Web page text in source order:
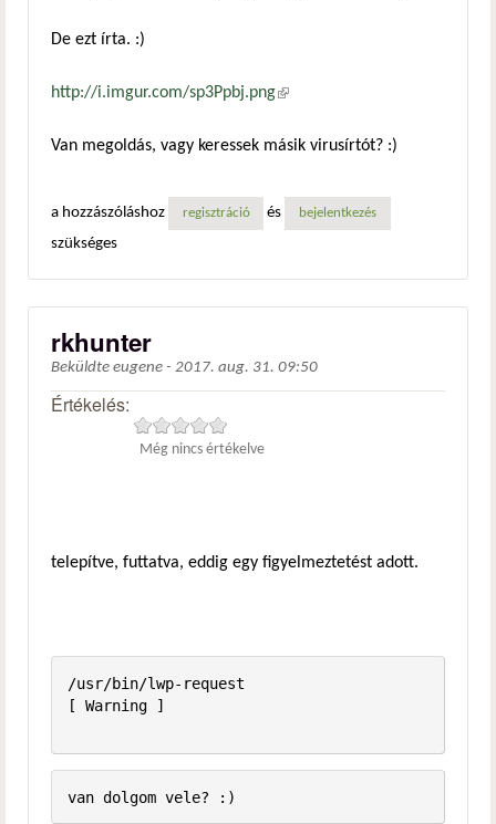
De ezt írta. :)
http://i.imgur.com/sp3Ppbj.png(külső hivatkozás)
Van megoldás, vagy keressek másik virusírtót? :)
a hozzászóláshoz regisztráció és bejelentkezés
szükséges
rkhunter
Beküldte eugene - 2017. aug. 31. 09:50
Értékelés:
Még nincs értékelve
telepítve, futtatva, eddig egy figyelmeztetést adott.
/usr/bin/lwp-request
[ Warning ]